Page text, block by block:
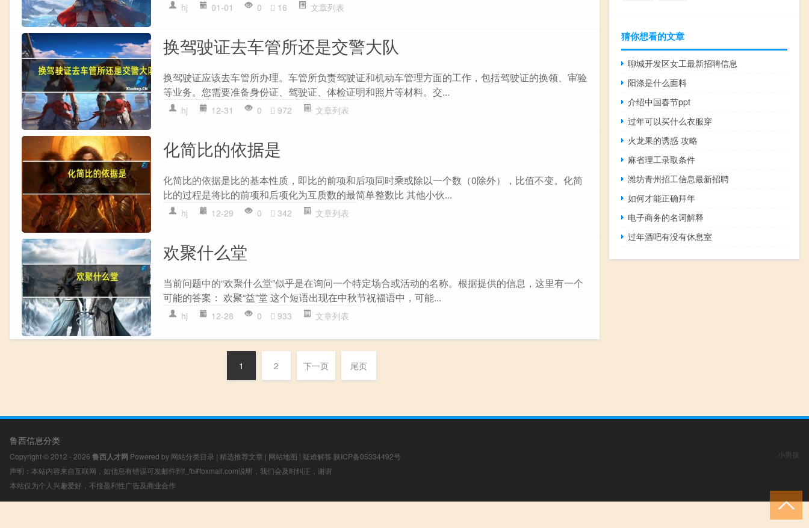
hj 01-01 0 16 文章列表
换驾驶证去车管所还是交警大队
换驾驶证应该去车管所办理。车管所负责驾驶证和机动车管理方面的工作，包括驾驶证的换领、审验
等业务。您需要准备身份证、驾驶证、体检证明和照片等材料。交...
hj 12-31 0 972 文章列表
化简比的依据是
化简比的依据是比的基本性质，即比的前项和后项同时乘或除以一个数（0除外），比值不变。化简
比的过程是将比的前项和后项化为互质数的最简单整数比 其他小伙...
hj 12-29 0 342 文章列表
欢聚什么堂
当前问题中的“欢聚什么堂”似乎是在询问一个特定场合或活动的名称。根据提供的信息，这里有一个
可能的答案： 欢聚“益”堂 这个短语出现在中秋节祝福语中，可能...
hj 12-28 0 933 文章列表
1 2 下一页 尾页
猜你想看的文章
聊城开发区女工最新招聘信息
阳涤是什么面料
介绍中国春节ppt
过年可以买什么衣服穿
火龙果的诱惑 攻略
麻省理工录取条件
潍坊青州招工信息最新招聘
如何才能正确拜年
电子商务的名词解释
过年酒吧有没有休息室
鲁西信息分类
Copyright © 2012 - 2026 鲁西人才网 Powered by 网站分类目录 | 精选推荐文章 | 网站地图 | 疑难解答 陕ICP备05334492号
声明：本站内容来自互联网，如信息有错误可发邮件到f_fb#foxmail.com说明，我们会及时纠正，谢谢
本站仅为个人兴趣爱好，不接盈利性广告及商业合作
小男孩